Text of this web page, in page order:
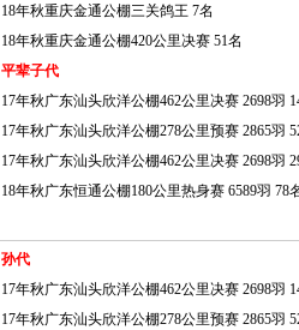
18年秋重庆金通公棚三关鸽王 7名
18年秋重庆金通公棚420公里决赛 51名
平辈子代
17年秋广东汕头欣洋公棚462公里决赛 2698羽
17年秋广东汕头欣洋公棚278公里预赛 2865羽
17年秋广东汕头欣洋公棚462公里决赛 2698羽
18年秋广东恒通公棚180公里热身赛 6589羽 78
孙代
17年秋广东汕头欣洋公棚462公里决赛 2698羽
17年秋广东汕头欣洋公棚278公里预赛 2865羽